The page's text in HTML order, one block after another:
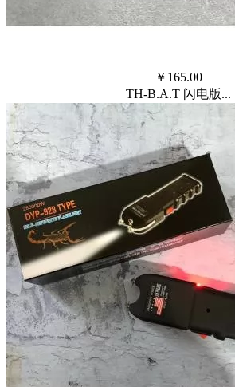
￥ 165.00
TH-B.A.T 闪电版...